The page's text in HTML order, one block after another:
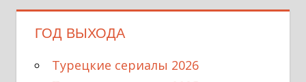
ГОД ВЫХОДА
Турецкие сериалы 2026